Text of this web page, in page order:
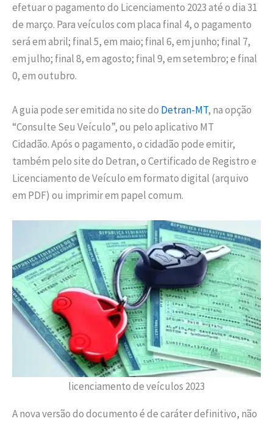
efetuar o pagamento do Licenciamento 2023 até o dia 31
de março. Para veículos com placa final 4, o pagamento
será em abril; final 5, em maio; final 6, em junho; final 7,
em julho; final 8, em agosto; final 9, em setembro; e final
0, em outubro.
A guia pode ser emitida no site do Detran-MT, na opção
“Consulte Seu Veículo”, ou pelo aplicativo MT
Cidadão. Após o pagamento, o cidadão pode emitir,
também pelo site do Detran, o Certificado de Registro e
Licenciamento de Veículo em formato digital (arquivo
em PDF) ou imprimir em papel comum.
licenciamento de veículos 2023
A nova versão do documento é de caráter definitivo, não